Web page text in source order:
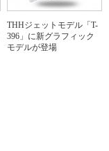
THHジェットモデル「T-
396」に新グラフィック
モデルが登場